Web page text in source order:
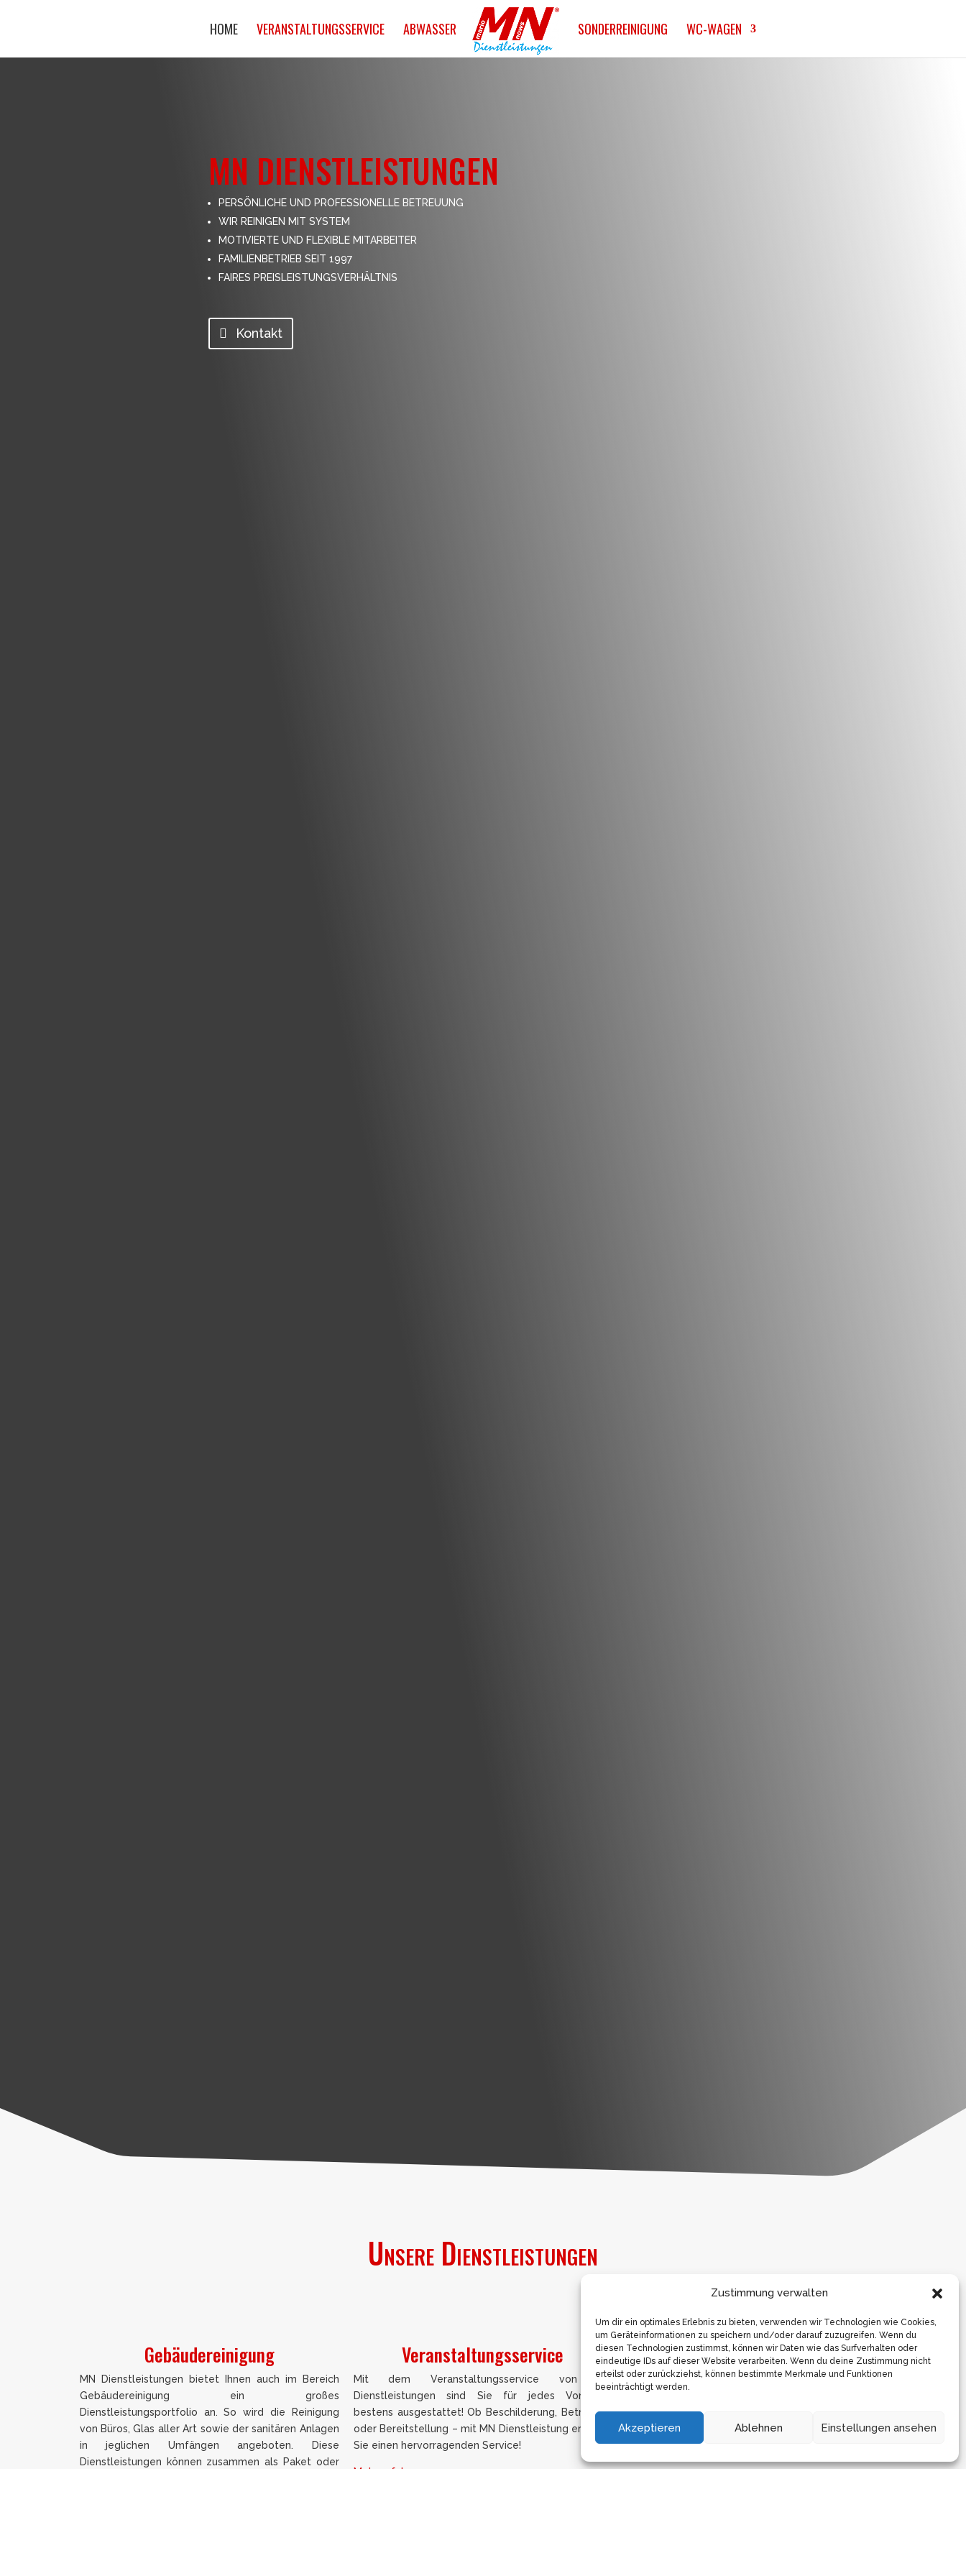
Zustimmung verwalten
Um dir ein optimales Erlebnis zu bieten, verwenden wir Technologien wie Cookies,
um Geräteinformationen zu speichern und/oder darauf zuzugreifen. Wenn du
diesen Technologien zustimmst, können wir Daten wie das Surfverhalten oder
eindeutige IDs auf dieser Website verarbeiten. Wenn du deine Zustimmung nicht
erteilst oder zurückziehst, können bestimmte Merkmale und Funktionen
beeinträchtigt werden.
Akzeptieren Ablehnen Einstellungen ansehen
HOME VERANSTALTUNGSSERVICE ABWASSER SONDERREINIGUNG WC-WAGEN
MN DIENSTLEISTUNGEN
PERSÖNLICHE UND PROFESSIONELLE BETREUUNG
WIR REINIGEN MIT SYSTEM
MOTIVIERTE UND FLEXIBLE MITARBEITER
FAMILIENBETRIEB SEIT 1997
FAIRES PREISLEISTUNGSVERHÄLTNIS
Kontakt
Unsere Dienstleistungen
Gebäudereinigung
MN Dienstleistungen bietet Ihnen auch im Bereich
Gebäudereinigung ein großes
Dienstleistungsportfolio an. So wird die Reinigung
von Büros, Glas aller Art sowie der sanitären Anlagen
in jeglichen Umfängen angeboten. Diese
Dienstleistungen können zusammen als Paket oder
Veranstaltungsservice
Mit dem Veranstaltungsservice von MN
Dienstleistungen sind Sie für jedes Vorhaben
bestens ausgestattet! Ob Beschilderung, Betreuung
oder Bereitstellung – mit MN Dienstleistung erhalten
Sie einen hervorragenden Service!
Mehr erfahren ⇒
Abwasser/Wasser
MN Dienstleistungen steht Ihnen beim Thema
Infrastruktur im Bereich Wasser gerne und
gewissenhaft zur Verfügung!
Mehr erfahren ⇒